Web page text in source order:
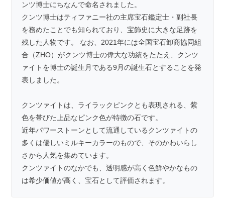
ンツ博士にちなんで命名されました。
クンツ博士はティファニー社の主席宝石鑑定士・副社長
を務めたことでも知られており、宝飾史に大きな足跡を
残した人物です。 なお、2021年には全国宝石卸商協同組
合（ZHO）がクンツ博士の偉大な功績をたたえ、クンツ
ァイトを博士の誕生月である9月の誕生石とすることを発
表しました。
クンツァイトは、ライラックピンクとも表現される、紫
色を帯びた上品なピンク色が特徴の石です。
近年パワーストーンとして流通しているクンツァイトの
多くは優しいミルキーカラーのもので、そのかわいらし
さから人気を集めています。
クンツァイトのなかでも、透明感が高く色鮮やかなもの
は希少価値が高く、宝石として評価されます。